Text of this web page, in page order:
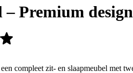
– Premium
compleet zit- en slaapmeubel met